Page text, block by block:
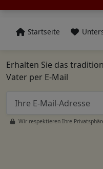
Startseite
Erhalten Sie das
Vater per E-Mail
Wir respektieren Ihre